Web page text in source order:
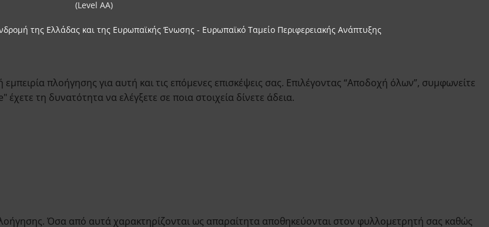
της Ελλάδας και της Ευρωπαϊκής Ένωσης - Ευρωπαϊκό Ταμείο Περιφερειακής Ανάπτυξης
πλοήγησης για αυτή και τις επόμενες επισκέψεις σας. Επιλέγοντας “Αποδοχή όλων”, συμφωνείτε
τη δυνατότητα να ελέγξετε σε ποια στοιχεία δίνετε άδεια.
Όσα από αυτά χαρακτηρίζονται ως απαραίτητα αποθηκεύονται στον φυλλομετρητή σας καθώς